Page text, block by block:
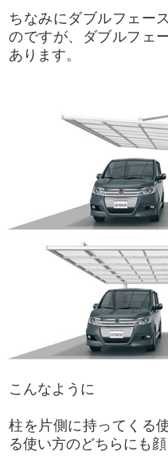
ちなみにダブルフェー
のですが、ダブルフェ
あります。
こんなように
柱を片側に持ってくる
る使い方のどちらにも